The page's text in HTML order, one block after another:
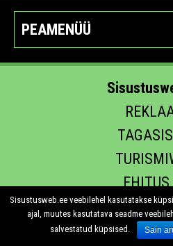
PEAMENÜÜ
Sisustusweb.ee veebilehel kasutatakse
ajal, muutes kasutatava seadme
salvestatud küpsised.
Sain